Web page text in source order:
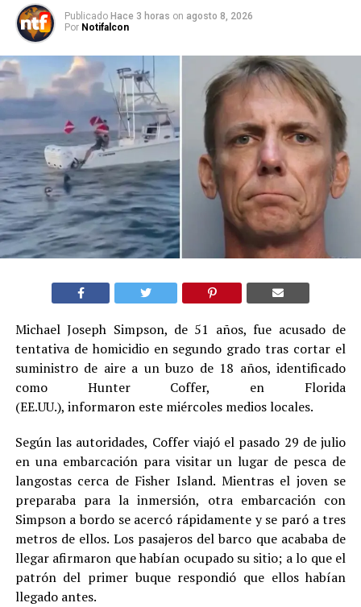
Publicado Hace 3 horas on agosto 8, 2026
Por Notifalcon
Michael Joseph Simpson, de 51 años, fue acusado de
tentativa de homicidio en segundo grado tras cortar el
suministro de aire a un buzo de 18 años, identificado
como Hunter Coffer, en Florida
(EE.UU.), informaron este miércoles medios locales.
Según las autoridades, Coffer viajó el pasado 29 de julio
en una embarcación para visitar un lugar de pesca de
langostas cerca de Fisher Island. Mientras el joven se
preparaba para la inmersión, otra embarcación con
Simpson a bordo se acercó rápidamente y se paró a tres
metros de ellos. Los pasajeros del barco que acababa de
llegar afirmaron que habían ocupado su sitio; a lo que el
patrón del primer buque respondió que ellos habían
llegado antes.